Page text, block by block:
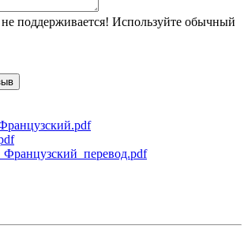
поддерживается! Используйте обычный